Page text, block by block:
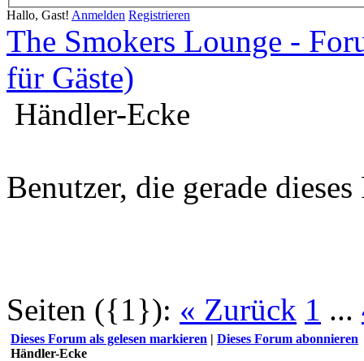
Hallo, Gast! Anmelden Registrieren
The Smokers Lounge -
für Gäste)
Händler-Ecke
Benutzer, die gerade
Seiten ({1}): « Zurück 1 ...
Dieses Forum als gelesen markieren | Dieses Forum abonnieren
Händler-Ecke